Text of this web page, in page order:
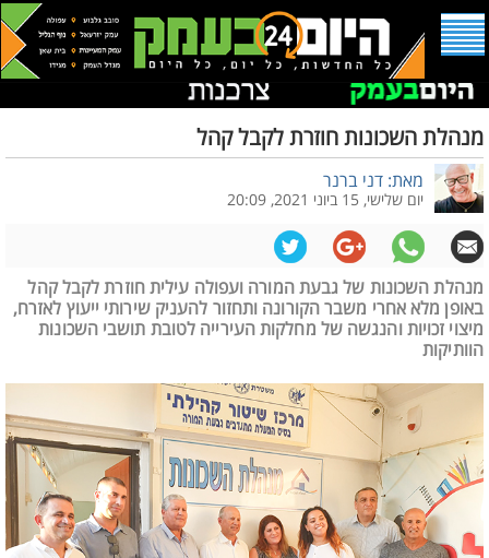
מנהלת השכונות חוזרת לקבל קהל
מאת: דני ברנר
יום שלישי, 15 ביוני 2021, 20:09
מנהלת השכונות של גבעת המורה ועפולה עילית חוזרת לקבל קהל
באופן מלא אחרי משבר הקורונה ותחזור להעניק שירותי ייעוץ לאזרח,
מיצוי זכויות והנגשה של מחלקות העירייה לטובת תושבי השכונות
הוותיקות